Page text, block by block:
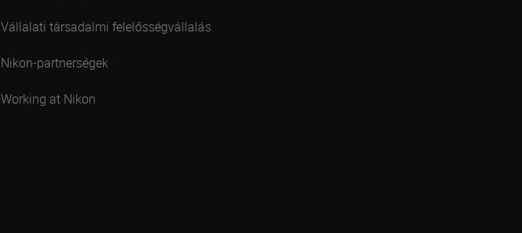
Vállalati társadalmi felelősségvállalás
Nikon-partnerségek
Working at Nikon